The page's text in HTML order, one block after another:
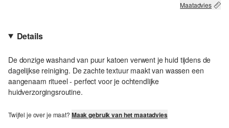
Maatadvies
Details
De donzige washand van puur katoen verwent je huid tijdens de
dagelijkse reiniging. De zachte textuur maakt van wassen een
aangenaam ritueel - perfect voor je ochtendlijke
huidverzorgingsroutine.
Twijfel je over je maat? Maak gebruik van het maatadvies